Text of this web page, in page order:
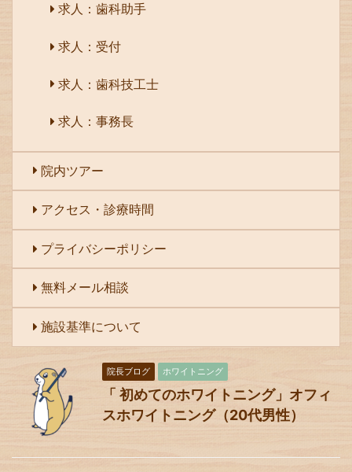
求人：歯科助手
求人：受付
求人：歯科技工士
求人：事務長
院内ツアー
アクセス・診療時間
プライバシーポリシー
無料メール相談
施設基準について
院長ブログ ホワイトニング
「 初めてのホワイトニング」オフィ
スホワイトニング（20代男性）